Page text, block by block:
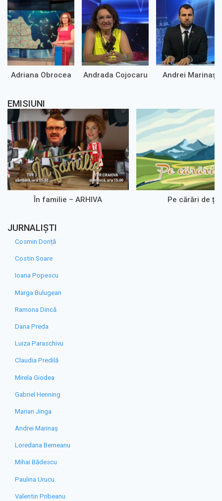
Adriana Obrocea Andrada Cojocaru Andrei Marinaș
EMISIUNI
În familie – ARHIVA Pe cărări de
JURNALIȘTI
Cosmin Doriță
Costin Soare
Ioana Popescu
Marga Bulugean
Ramona Dincă
Dana Preda
Luiza Paraschivu
Claudia Predilă
Mirela Giodea
Gabriel Henning
Marian Jinga
Andrei Marinaș
Loredana Berneanu
Mihai Bădescu
Paulina Urucu
Valentin Pribeanu